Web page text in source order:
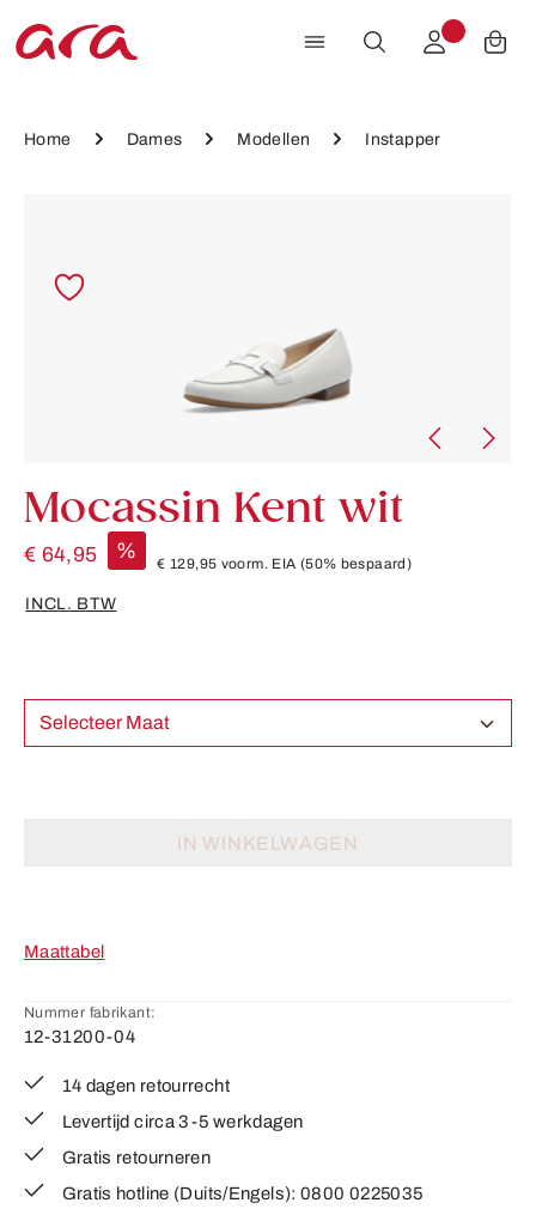
Ga naar de hoofdinhoud
Home Dames Modellen Instapper
Mocassin Kent wit
€ 64,95 %
€ 129,95 voorm. EIA (50% bespaard)
INCL. BTW
Selecteer Maat
IN WINKELWAGEN
Maattabel
Nummer fabrikant:
12-31200-04
14 dagen retourrecht
Levertijd circa 3-5 werkdagen
Gratis retourneren
Gratis hotline (Duits/Engels): 0800 0225035